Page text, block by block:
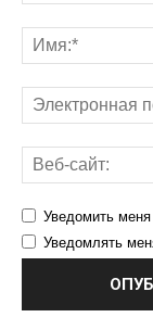
Уведомить
Уведомлять